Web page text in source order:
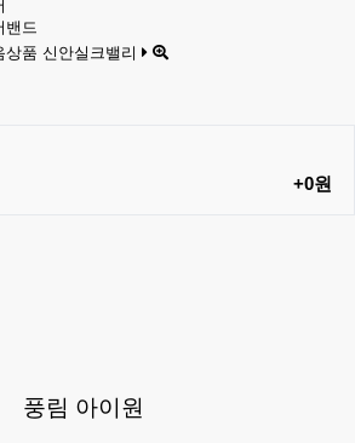
상품 신안실크밸리
+0원
풍림 아이원